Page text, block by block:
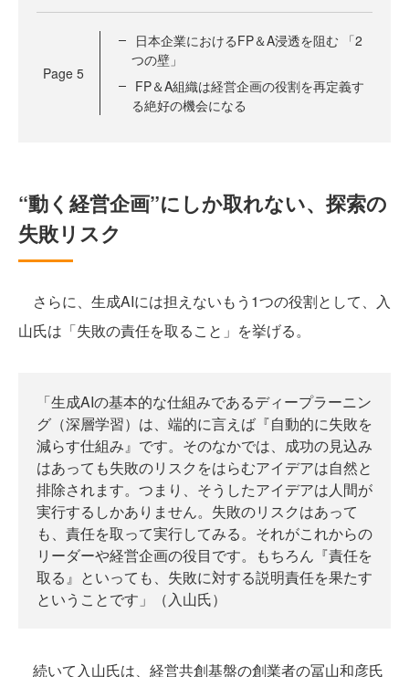
Page 5
日本企業におけるFP＆A浸透を阻む 「2
つの壁」
FP＆A組織は経営企画の役割を再定義す
る絶好の機会になる
“動く経営企画”にしか取れない、探索の
失敗リスク
さらに、生成AIには担えないもう1つの役割として、入
山氏は「失敗の責任を取ること」を挙げる。
「生成AIの基本的な仕組みであるディープラーニン
グ（深層学習）は、端的に言えば『自動的に失敗を
減らす仕組み』です。そのなかでは、成功の見込み
はあっても失敗のリスクをはらむアイデアは自然と
排除されます。つまり、そうしたアイデアは人間が
実行するしかありません。失敗のリスクはあって
も、責任を取って実行してみる。それがこれからの
リーダーや経営企画の役目です。もちろん『責任を
取る』といっても、失敗に対する説明責任を果たす
ということです」（入山氏）
続いて入山氏は、経営共創基盤の創業者の冨山和彦氏